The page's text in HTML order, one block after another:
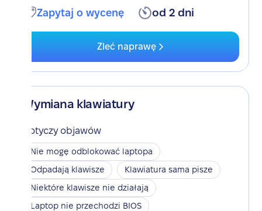
Zapytaj o wycenę od 2 dni
Zleć naprawę
Wymiana klawiatury
Dotyczy objawów
Nie mogę odblokować laptopa
Odpadają klawisze
Klawiatura sama pisze
Niektóre klawisze nie działają
Laptop nie przechodzi BIOS